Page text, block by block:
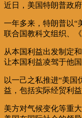
近日，美国特朗普政
一年多来，特朗普以“
联合国教科文组织、
从本国利益出发制定
让本国利益凌驾于他
以一己之私推进“美
益，包括实际经贸利
美方对气候变化等重